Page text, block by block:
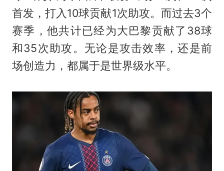
首发，打入10球贡献1次助攻。而过去3个
赛季，他共计已经为大巴黎贡献了38球
和35次助攻。无论是攻击效率，还是前
场创造力，都属于是世界级水平。